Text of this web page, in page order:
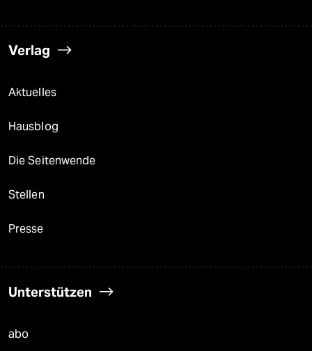
Verlag
Aktuelles
Hausblog
Die Seitenwende
Stellen
Presse
Unterstützen
abo